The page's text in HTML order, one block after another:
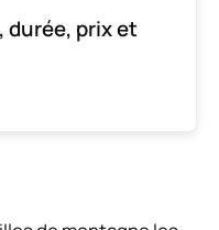
durée, prix et